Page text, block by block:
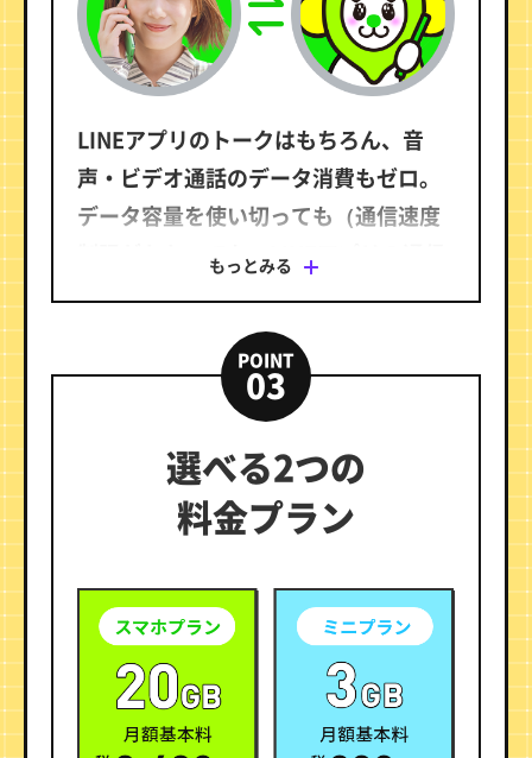
もっとみる
LINEアプリのトークはもちろん、音
声・ビデオ通話のデータ消費もゼロ。
データ容量を使い切っても（通信速度
制限がかかっても）LINEアプリの通信
また、データ容量の大きな画像・動画
の送受信やLINE VOOM（旧：タイムラ
イン）への投稿もLINEギガフリーの対
※ 時間帯により速度制御の場合あり。
※1 LINEギガフリーについて
・トークでの位置情報の共有・Liveの利用、スタンプショ
リーの対象外があります。
・iOS 15以降でiCloud+を利用する際に、プライベートリレ
ーをオンに設定した状態でSafariブラウザからギガフリ
合がございます。プライベートリレーをオフにした場
合、iOS 14以前同様にギガフリーの対象サービスがデー
タ量を消費せずご利用いただけます。
・OS、ブラウザ若しくはアプリケーションのバージョンア
POINT
03
選べる2つの
料金プラン